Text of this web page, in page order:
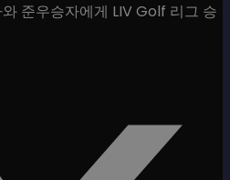
준우승자에게 LIV Golf 리그 승